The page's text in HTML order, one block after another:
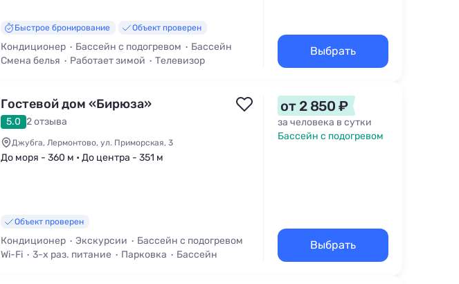
Быстрое бронирование Объект проверен
Кондиционер Бассейн с подогревом
Бассейн
Смена белья
Работает зимой Телевизор
Выбрать
Гостевой дом «Бирюза»
5.0 2 отзыва
Джубга, Лермонтово, ул. Приморская, 3
До моря - 360 м • До центра - 351 м
Объект проверен
Кондиционер Экскурсии
Бассейн с подогревом
Wi-Fi
3-х раз. питание Парковка Бассейн
от 2 850 ₽
за человека в сутки
Бассейн с подогревом
Выбрать